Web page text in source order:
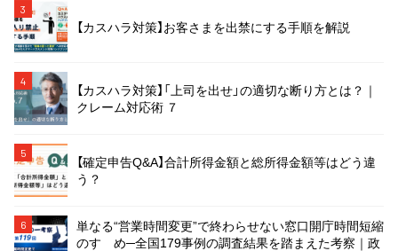
3
【カスハラ対策】お客さまを出禁にする手順を解説
4
【カスハラ対策】「上司を出せ」の適切な断り方とは？｜
クレーム対応術 ７
5
【確定申告Q&A】合計所得金額と総所得金額等はどう違
う？
6
単なる“営業時間変更”で終わらせない窓口開庁時間短縮
のすゝめ─全国179事例の調査結果を踏まえた考察｜政